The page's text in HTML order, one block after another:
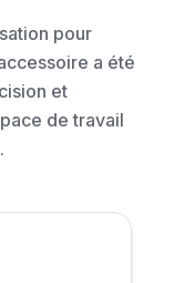
pour
a été
et
de travail